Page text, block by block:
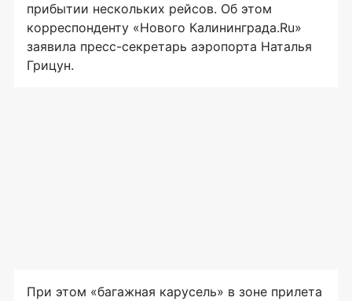
прибытии нескольких рейсов. Об этом
корреспонденту «Нового Калининграда.Ru»
заявила пресс-секретарь аэропорта Наталья
Грицун.
При этом «багажная карусель» в зоне прилета